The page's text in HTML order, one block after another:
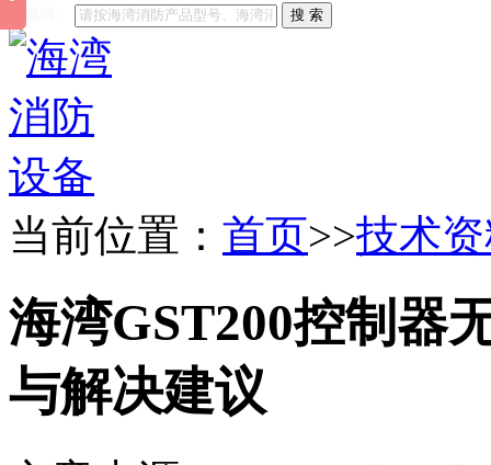
搜 索
当前位置： 首页>>技术
海湾GST200控制器
与解决建议